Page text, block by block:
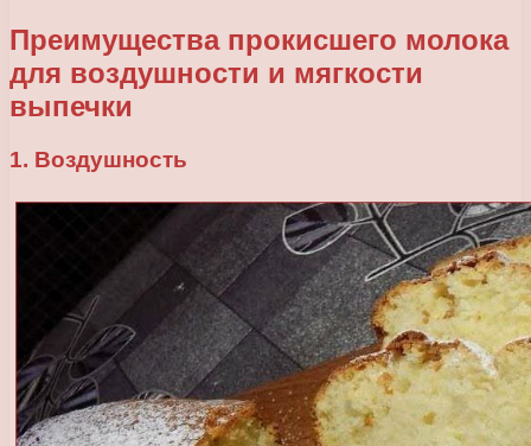
Преимущества прокисшего молока
для воздушности и мягкости
выпечки
1. Воздушность